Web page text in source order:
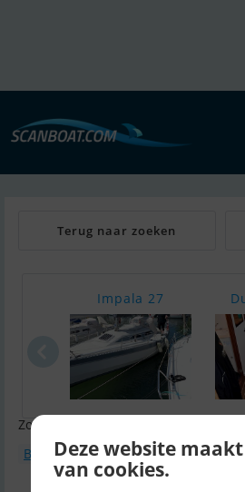
Terug naar zoeken
Impala 27
Zoektermen:
Boottype : Zeilboten
Deze website
van cookies.